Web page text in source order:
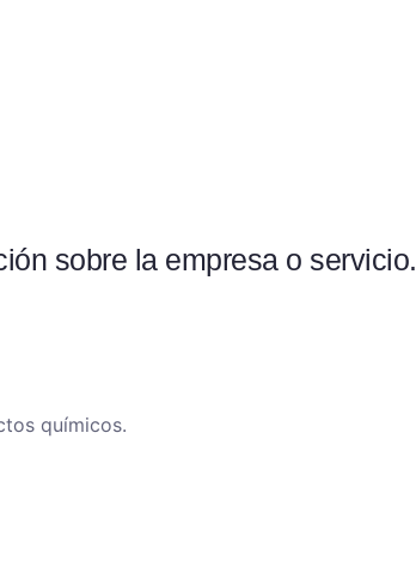
sobre la empresa o servicio.
químicos.